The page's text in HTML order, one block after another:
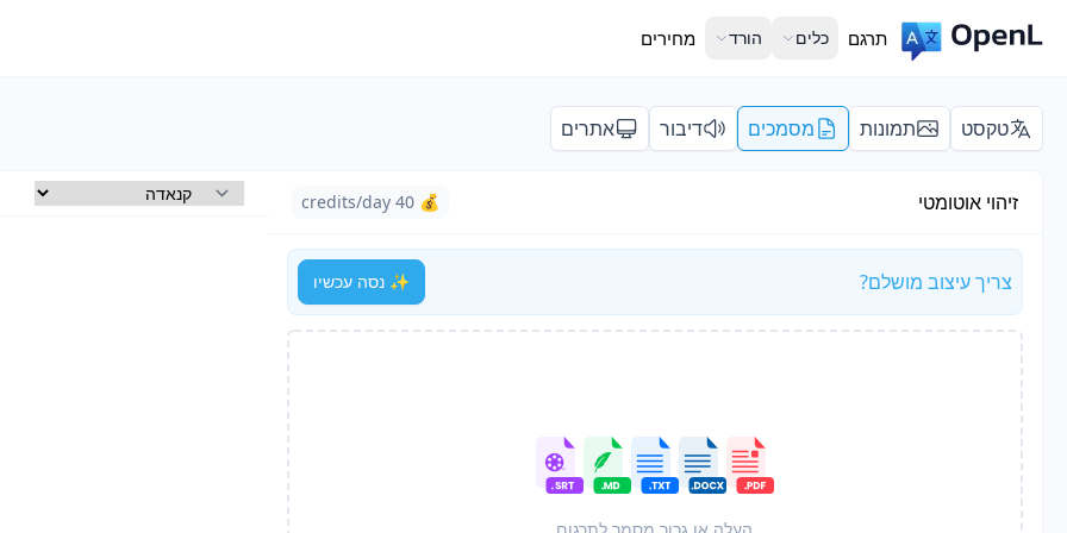
תרגם כלים הורד מחירים
טקסט תמונות מסמכים דיבור אתרים
זיהוי אוטומטי 💰 40 credits/day
צריך עיצוב מושלם? ✨ נסה עכשיו
העלה או גרור מסמך לתרגום